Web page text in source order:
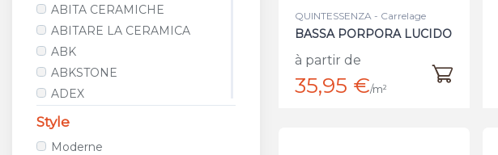
ABITA CERAMICHE
ABITARE LA CERAMICA
ABK
ABKSTONE
ADEX
AGROB BUCHTAL
Style
Moderne
QUINTESSENZA - Carrelage
BASSA PORPORA LUCIDO
à partir de
35,95 €/m²